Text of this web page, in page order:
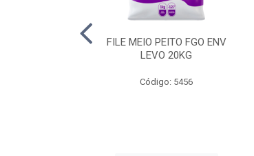
FILE MEIO PEITO FGO ENV
LEVO 20KG
Código: 5456